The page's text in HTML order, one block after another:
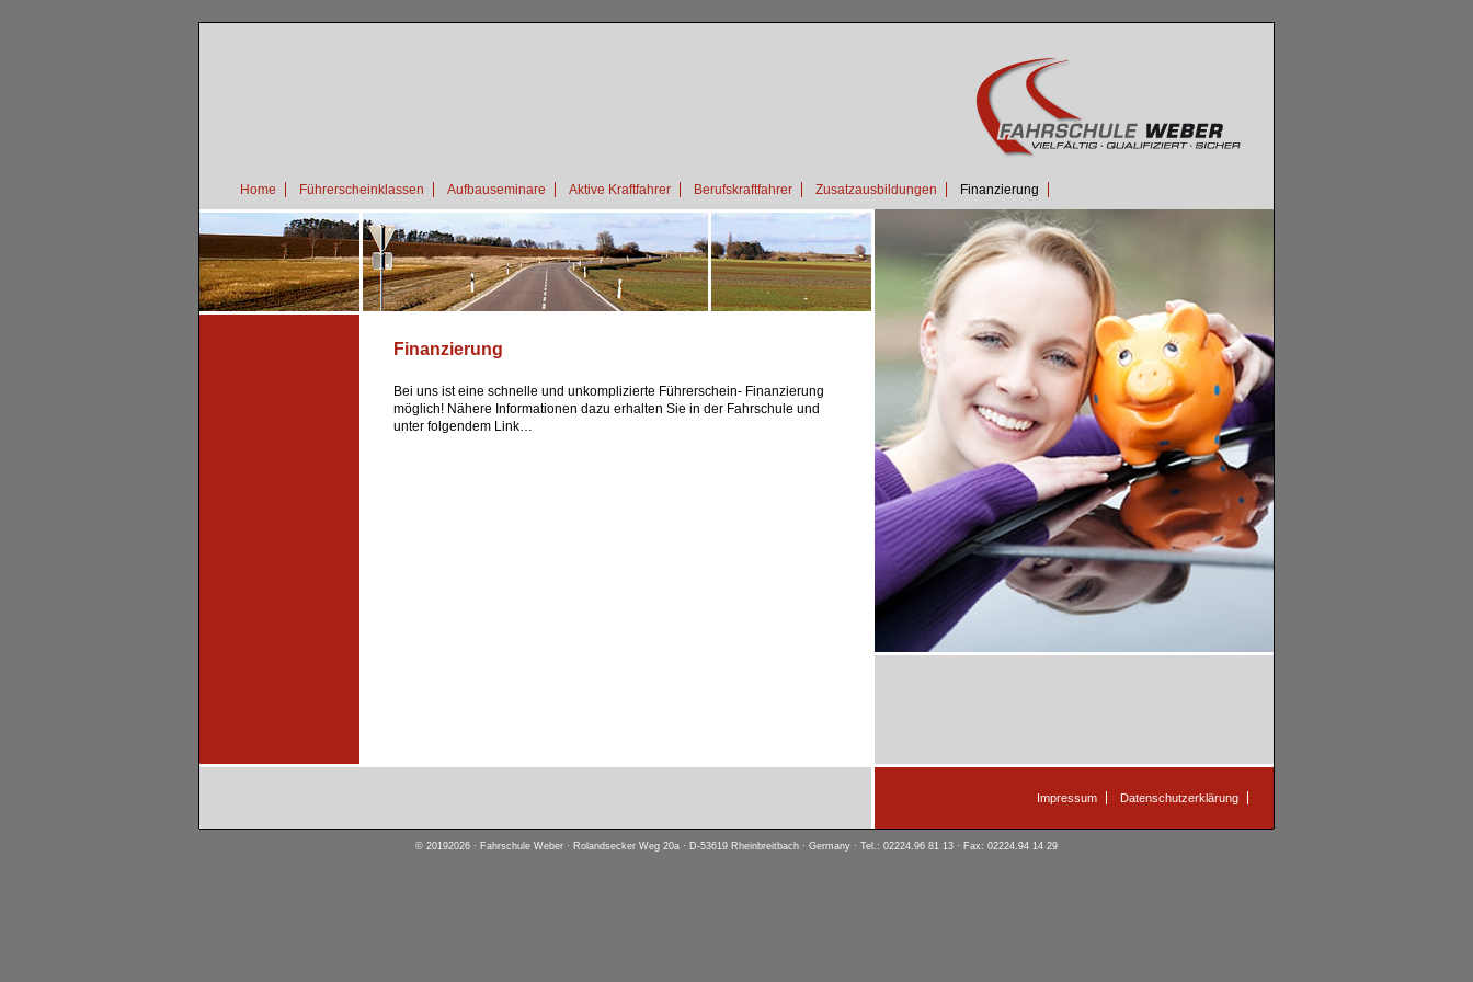
Home Führerscheinklassen Aufbauseminare Aktive Kraftfahrer Berufskraftfahrer Zusatzausbildungen Finanzierung
Finanzierung
Bei uns ist eine schnelle und unkomplizierte Führerschein- Finanzierung
möglich! Nähere Informationen dazu erhalten Sie in der Fahrschule und
unter folgendem Link…
Impressum Datenschutzerklärung
© 20192026 · Fahrschule Weber · Rolandsecker Weg 20a · D-53619 Rheinbreitbach · Germany · Tel.: 02224.96 81 13 · Fax: 02224.94 14 29